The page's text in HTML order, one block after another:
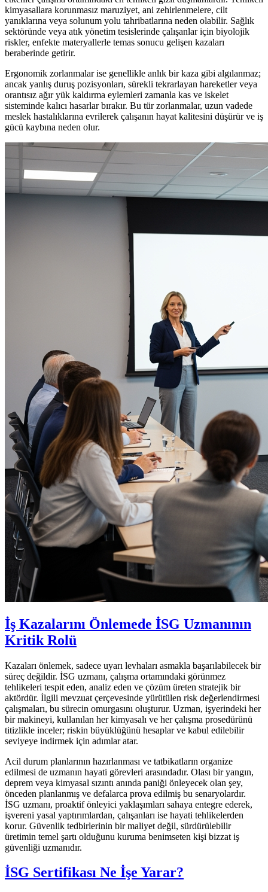
kimyasallara korunmasız maruziyet, ani zehirlenmelere, cilt
yanıklarına veya solunum yolu tahribatlarına neden olabilir. Sağlık
sektöründe veya atık yönetim tesislerinde çalışanlar için biyolojik
riskler, enfekte materyallerle temas sonucu gelişen kazaları
beraberinde getirir.
Ergonomik zorlanmalar ise genellikle anlık bir kaza gibi algılanmaz;
ancak yanlış duruş pozisyonları, sürekli tekrarlayan hareketler veya
orantısız ağır yük kaldırma eylemleri zamanla kas ve iskelet
sisteminde kalıcı hasarlar bırakır. Bu tür zorlanmalar, uzun vadede
meslek hastalıklarına evrilerek çalışanın hayat kalitesini düşürür ve iş
gücü kaybına neden olur.
İş Kazalarını Önlemede İSG Uzmanının
Kritik Rolü
Kazaları önlemek, sadece uyarı levhaları asmakla başarılabilecek bir
süreç değildir. İSG uzmanı, çalışma ortamındaki görünmez
tehlikeleri tespit eden, analiz eden ve çözüm üreten stratejik bir
aktördür. İlgili mevzuat çerçevesinde yürütülen risk değerlendirmesi
çalışmaları, bu sürecin omurgasını oluşturur. Uzman, işyerindeki her
bir makineyi, kullanılan her kimyasalı ve her çalışma prosedürünü
titizlikle inceler; riskin büyüklüğünü hesaplar ve kabul edilebilir
seviyeye indirmek için adımlar atar.
Acil durum planlarının hazırlanması ve tatbikatların organize
edilmesi de uzmanın hayati görevleri arasındadır. Olası bir yangın,
deprem veya kimyasal sızıntı anında paniği önleyecek olan şey,
önceden planlanmış ve defalarca prova edilmiş bu senaryolardır.
İSG uzmanı, proaktif önleyici yaklaşımları sahaya entegre ederek,
işvereni yasal yaptırımlardan, çalışanları ise hayati tehlikelerden
korur. Güvenlik tedbirlerinin bir maliyet değil, sürdürülebilir
üretimin temel şartı olduğunu kuruma benimseten kişi bizzat iş
güvenliği uzmanıdır.
İSG Sertifikası Ne İşe Yarar?